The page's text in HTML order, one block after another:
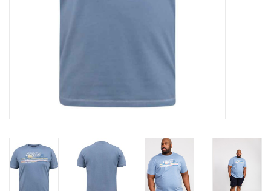
JACKS / JASSEN